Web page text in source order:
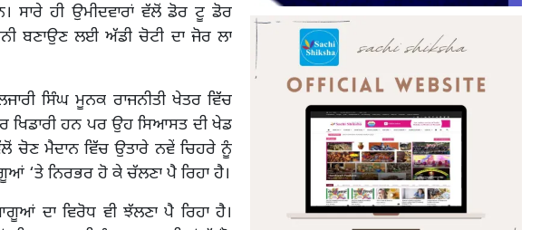
ਸਾਰੇ ਹੀ ਉਮੀਦਵਾਰਾਂ ਵੱਲੋਂ ਡੋਰ ਟੂ ਡੋਰ
ਬਣਾਉਣ ਲਈ ਅੱਡੀ ਚੋਟੀ ਦਾ ਜੋਰ ਲਾ
ਸਿੰਘ ਮੂਨਕ ਰਾਜਨੀਤੀ ਖੇਤਰ ਵਿੱਚ
ਖਿਡਾਰੀ ਹਨ ਪਰ ਉਹ ਸਿਆਸਤ ਦੀ ਖੇਡ
ਚੋਣ ਮੈਦਾਨ ਵਿੱਚ ਉਤਾਰੇ ਨਵੇਂ ਚਿਹਰੇ ਨੂੰ
‘ਤੇ ਨਿਰਭਰ ਹੋ ਕੇ ਚੱਲਣਾ ਪੈ ਰਿਹਾ ਹੈ।
ਦਾ ਵਿਰੋਧ ਵੀ ਝੱਲਣਾ ਪੈ ਰਿਹਾ ਹੈ।